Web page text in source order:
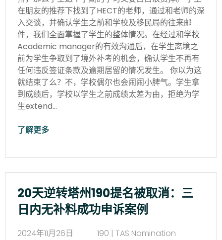
在朋友的推荐下找到了HECT的老师，通过和老师的深
入交谈，并确认学生之前和学校及移民局的往来邮
件，我们全面掌握了学生的整体情况。在经过和学校
Academic manager的有效沟通后，在学生离境之
前为学生争取到了境外补考的机会，确认学生不再有
任何违反签证条款及逾期居留的情况发生。 你以为这
就结束了么？不，学校偶尔也会闹闹小脾气。学生拿
到成绩后，学校以学生之前成绩太差为由，拒绝为学
生extend…
了解更多
20天逆转塔州190提名被取消：三
日内无补料成功申诉案例
2024年11月26日
190 | TAS Nomination